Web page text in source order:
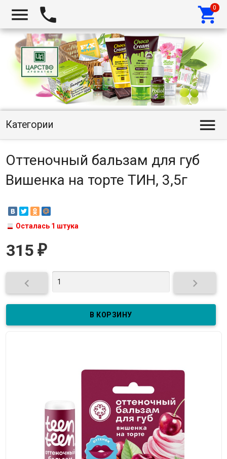
  
Категории 
Оттеночный бальзам для губ
Вишенка на торте ТИН, 3,5г
Осталась 1 штука
315 ₽
 